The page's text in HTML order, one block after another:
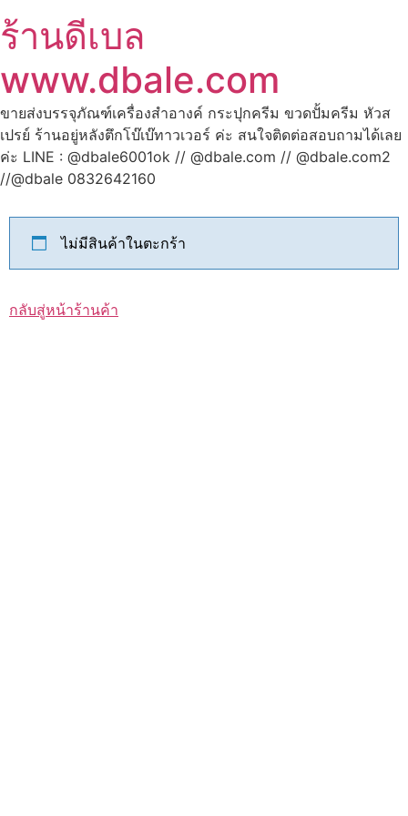
ร้านดีเบล
www.dbale.com
ขายส่งบรรจุภัณฑ์เครื่องสำอางค์ กระปุกครีม ขวดปั้มครีม หัวส
เปรย์ ร้านอยู่หลังตึกโบ๊เบ๊ทาวเวอร์ ค่ะ สนใจติดต่อสอบถามได้เลย
ค่ะ LINE : @dbale6001ok // @dbale.com // @dbale.com2
//@dbale 0832642160
ไม่มีสินค้าในตะกร้า
กลับสู่หน้าร้านค้า